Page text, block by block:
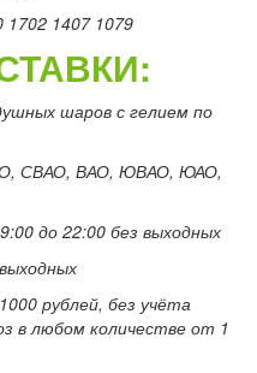
1407 1079
шаров с гелием по
СВАО, ВАО, ЮВАО, ЮАО,
до 22:00 без выходных
рублей, без учёта
в любом количестве от 1